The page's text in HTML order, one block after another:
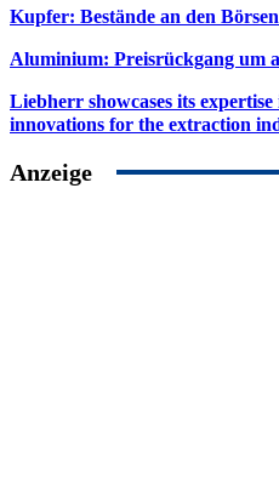
Kupfer: Bestände an den
Aluminium: Preisrückgang um
Liebherr showcases its
innovations for the extraction
Anzeige